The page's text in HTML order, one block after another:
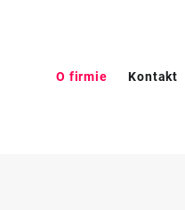
O firmie Kontakt